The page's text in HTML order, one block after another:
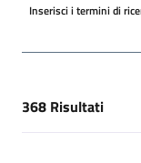
Inserisci i termini di
[results]
368 Risultati